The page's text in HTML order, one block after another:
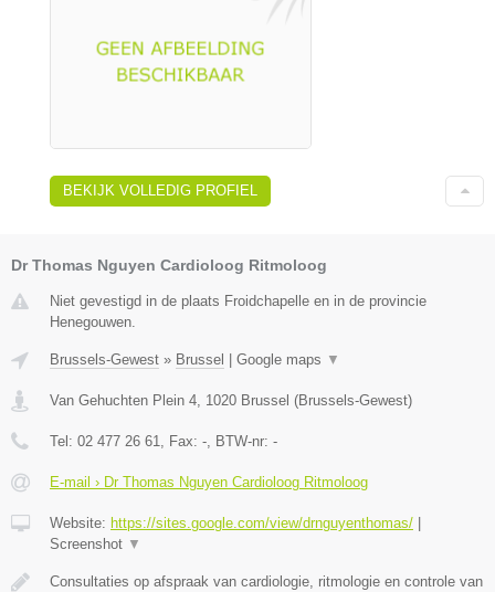
BEKIJK VOLLEDIG PROFIEL
Dr Thomas Nguyen Cardioloog Ritmoloog
Niet gevestigd in de plaats Froidchapelle en in de provincie
Henegouwen.
Brussels-Gewest » Brussel | Google maps ▼
Van Gehuchten Plein 4 1020 Brussel (Brussels-Gewest)
Tel: 02 477 26 61 , Fax: - , BTW-nr: -
E-mail › Dr Thomas Nguyen Cardioloog Ritmoloog
Website: https://sites.google.com/view/drnguyenthomas/ |
Screenshot ▼
Consultaties op afspraak van cardiologie, ritmologie en controle van